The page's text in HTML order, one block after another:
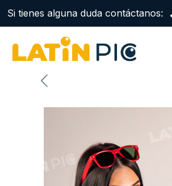
Si tienes alguna duda contáctanos: